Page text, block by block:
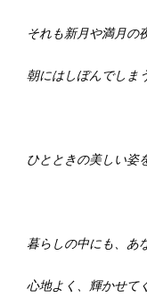
それも新月や満月の
朝にはしぼんでしま
ひとときの美しい姿
暮らしの中にも、あ
心地よく、輝かせて